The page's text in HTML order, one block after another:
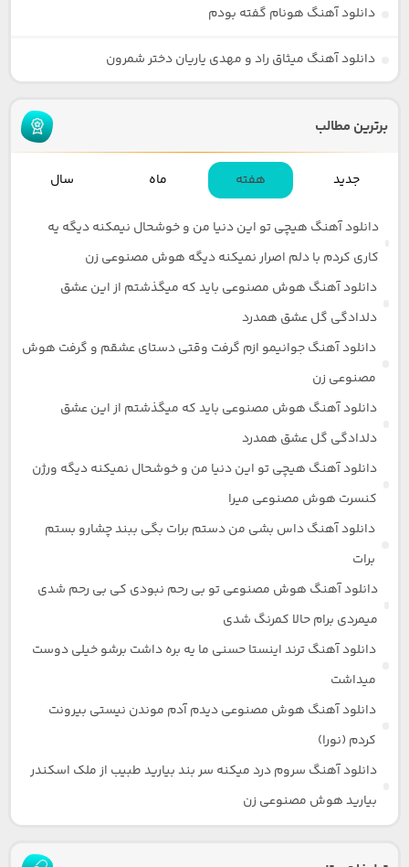
دانلود آهنگ هونام گفته بودم
دانلود آهنگ میثاق راد و مهدی یاریان دختر شمرون
برترین مطالب
جدید هفته ماه سال
دانلود آهنگ هیچی تو این دنیا من و خوشحال نیمکنه دیگه یه
کاری کردم با دلم اصرار نمیکنه دیگه هوش مصنوعی زن
دانلود آهنگ هوش مصنوعی باید که میگذشتم از این عشق
دلدادگی گل عشق همدرد
دانلود آهنگ جوانیمو ازم گرفت وقتی دستای عشقم و گرفت هوش
مصنوعی زن
دانلود آهنگ هوش مصنوعی باید که میگذشتم از این عشق
دلدادگی گل عشق همدرد
دانلود آهنگ هیچی تو این دنیا من و خوشحال نمیکنه دیگه ورژن
کنسرت هوش مصنوعی میرا
دانلود آهنگ داس بشی من دستم برات بگی ببند چشارو بستم
برات
دانلود آهنگ هوش مصنوعی تو بی رحم نبودی کی بی رحم شدی
میمردی برام حالا کمرنگ شدی
دانلود آهنگ ترند اینستا حسنی ما یه بره داشت برشو خیلی دوست
میداشت
دانلود آهنگ هوش مصنوعی دیدم آدم موندن نیستی بیرونت
کردم (نورا)
دانلود آهنگ سروم درد میکنه سر بند بیارید طبیب از ملک اسکندر
بیارید هوش مصنوعی زن